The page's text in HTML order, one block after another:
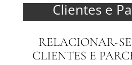
Clientes e
RELACIONAR-
CLIENTES E